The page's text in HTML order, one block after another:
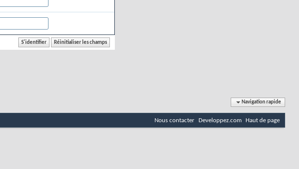
Navigation rapide
Nous contacter Developpez.com Haut de page